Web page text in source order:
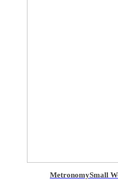
MetronomySmall